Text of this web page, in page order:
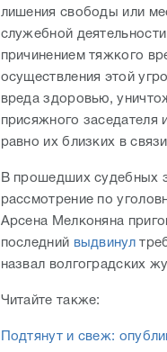
лишения свободы или
служебной
причинением тяжкого
осуществления этой
вреда здоровью,
присяжного заседателя
равно их близких в
В прошедших судебных
рассмотрение по
Арсена Мелконяна
последний выдвинул
назвал волгоградских
Читайте также:
Подтянут и свеж: